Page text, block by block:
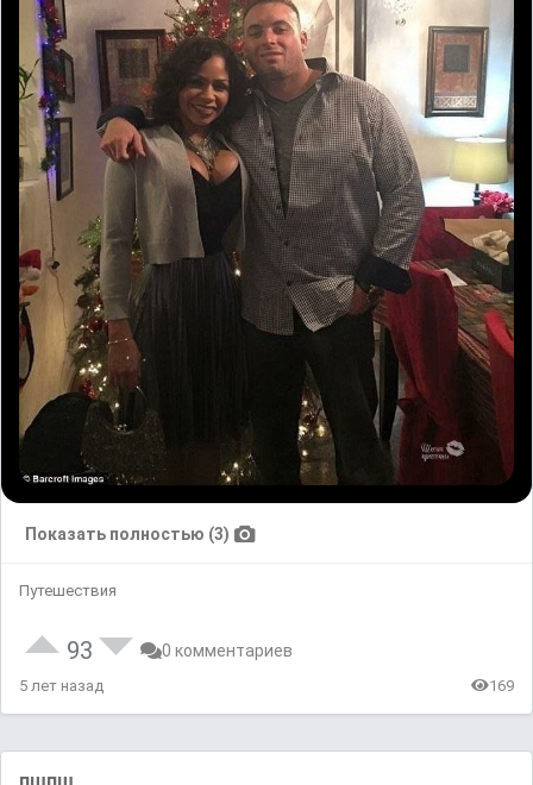
Показать полностью (3)
Путешествия
93 0 комментариев
5 лет назад 169